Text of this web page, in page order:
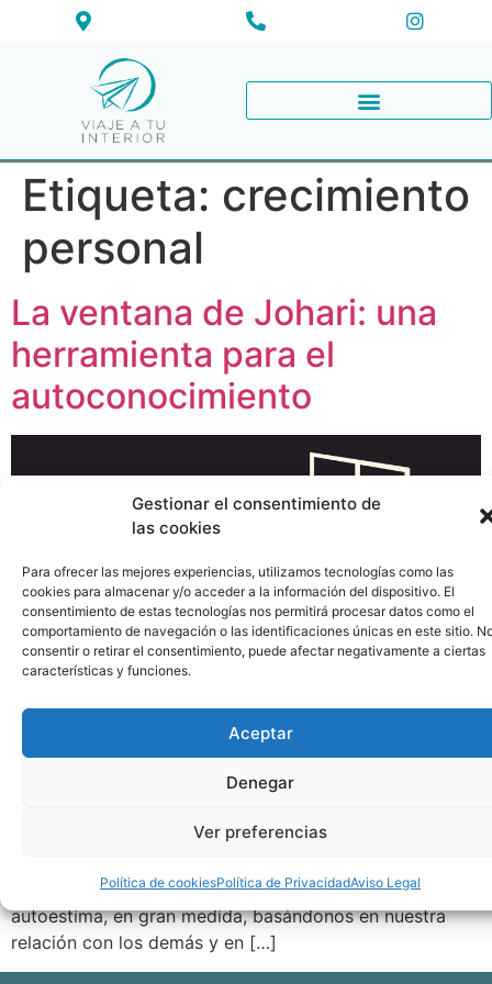
Gestionar el consentimiento de
las cookies
Para ofrecer las mejores experiencias, utilizamos tecnologías como las
cookies para almacenar y/o acceder a la información del dispositivo. El
consentimiento de estas tecnologías nos permitirá procesar datos como el
comportamiento de navegación o las identificaciones únicas en este sitio.
consentir o retirar el consentimiento, puede afectar negativamente a ciertas
características y funciones.
Aceptar
Denegar
Ver preferencias
Política de cookiesPolítica de PrivacidadAviso Legal
Etiqueta: crecimiento
personal
La ventana de Johari: una
herramienta para el
autoconocimiento
«Conocer a otros es inteligencia, conocerse a uno
manejarse a uno mismo es verdadero poder» Lao Tse El
nosotros desarrollamos nuestro autoconcepto y nuestra
autoestima, en gran medida, basándonos en nuestra
relación con los demás y en […]